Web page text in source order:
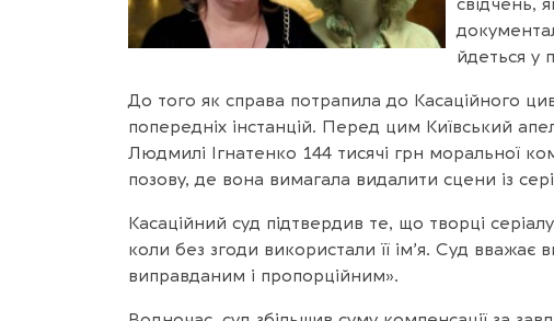
свідчень,
йдеться у
До того як справа потрапила до Касаційного
попередніх інстанцій. Перед цим Київський
Людмилі Ігнатенко 144 тисячі грн моральної
позову, де вона вимагала видалити сцени із
Касаційний суд підтвердив те, що творці
коли без згоди використали її ім’я. Суд вважає
виправданим і пропорційним».